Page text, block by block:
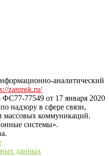
Тульской области на сайте
аналитический
zanmsk.ru/
77549 от 17 января 2020
надзору в сфере связи,
коммуникаций.
системы».
данных